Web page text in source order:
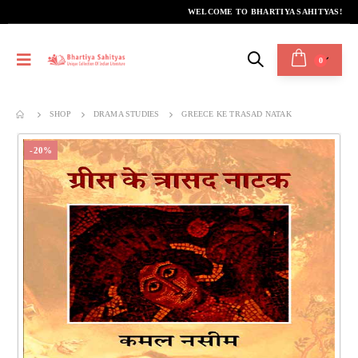
WELCOME TO BHARTIYA SAHITYAS!
0
SHOP DRAMA STUDIES GREECE KE TRASAD NATAK
-20%